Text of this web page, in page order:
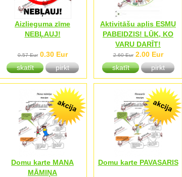
Aizlieguma zīme
NEBĻAUJ!
Aktivitāšu aplis ESMU
PABEIDZIS! LŪK, KO
VARU DARĪT!
0.57 Eur 0.30 Eur
skatīt
pirkt
2.60 Eur 2.00 Eur
skatīt
pirkt
Domu karte MANA
MĀMIŅA
Domu karte PAVASARIS